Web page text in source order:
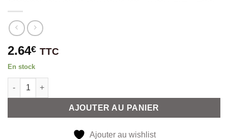
2.64€ TTC
En stock
quantité de Coude femelle femelle 90° inox 1/2" BSP
AJOUTER AU PANIER
Alternative:
Ajouter au wishlist